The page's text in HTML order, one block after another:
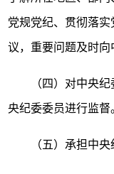
党规党纪、贯彻落
议，重要问题及时向
（四）对中央纪
央纪委委员进行监督
（五）承担中央